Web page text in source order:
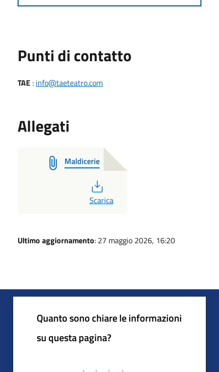
Punti di contatto
TAE : info@taeteatro.com
Allegati
Maldicerie
PDF
Scarica
Ultimo aggiornamento: 27 maggio 2026, 16:20
Quanto sono chiare le informazioni
su questa pagina?